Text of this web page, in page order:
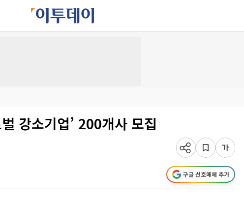
강소기업’ 200개사 모집
구글 선호매체 추가